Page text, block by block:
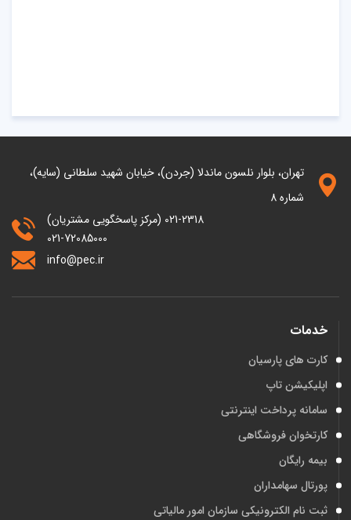
تهران، بلوار نلسون ماندلا (جردن)، خیابان شهید سلطانی (سایه)،
شماره 8
021-2318 (مرکز پاسخگویی مشتریان)
021-72085000
info@pec.ir
خدمات
کارت های پارسیان
اپلیکیشن تاپ
سامانه پرداخت اینترنتی
کارتخوان فروشگاهی
بیمه رایگان
پورتال سهامداران
ثبت نام الکترونیکی سازمان امور مالیاتی